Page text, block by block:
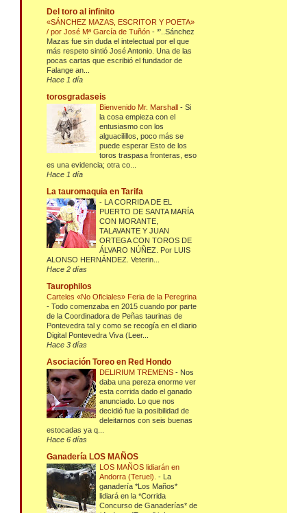
Del toro al infinito
«SÁNCHEZ MAZAS, ESCRITOR Y POETA»
/ por José Mª García de Tuñón-*'..Sánchez
Mazas fue sin duda el intelectual por el que
más respeto sintió José Antonio. Una de las
pocas cartas que escribió el fundador de
Falange an...
Hace 1 día
torosgradaseis
Bienvenido Mr. Marshall-Si
la cosa empieza con el
entusiasmo con los
alguacilillos, poco más se
puede esperar Esto de los
toros traspasa fronteras, eso
es una evidencia; otra co...
Hace 1 día
La tauromaquia en Tarifa
- LA CORRIDA DE EL
PUERTO DE SANTA MARÍA
CON MORANTE,
TALAVANTE Y JUAN
ORTEGA CON TOROS DE
ÁLVARO NÚÑEZ. Por LUIS
ALONSO HERNÁNDEZ. Veterin...
Hace 2 días
Taurophilos
Carteles «No Oficiales» Feria de la Peregrina
-Todo comenzaba en 2015 cuando por parte
de la Coordinadora de Peñas taurinas de
Pontevedra tal y como se recogía en el diario
Digital Pontevedra Viva (Leer...
Hace 3 días
Asociación Toreo en Red Hondo
DELIRIUM TREMENS- Nos
daba una pereza enorme ver
esta corrida dado el ganado
anunciado. Lo que nos
decidió fue la posibilidad de
deleitarnos con seis buenas
estocadas ya q...
Hace 6 días
Ganadería LOS MAÑOS
LOS MAÑOS lidiarán en
Andorra (Teruel).- La
ganadería *Los Maños*
lidiará en la *Corrida
Concurso de Ganaderías* de